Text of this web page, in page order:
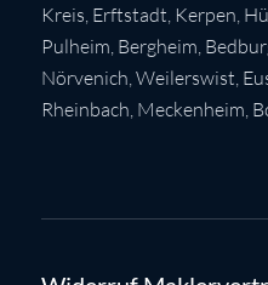
Kreis Erftstadt Kerpen
Pulheim Bergheim
Nörvenich Weilerswist
Rheinbach Meckenheim